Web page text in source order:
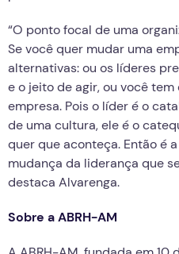
“O ponto focal de uma
Se você quer mudar uma
alternativas: ou os líderes
e o jeito de agir, ou você
empresa. Pois o líder é o
de uma cultura, ele é o
quer que aconteça. Então é
mudança da liderança que
destaca Alvarenga.
Sobre a ABRH-AM